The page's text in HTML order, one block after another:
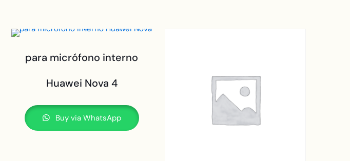
para micrófono interno
Huawei Nova 4
Buy via WhatsApp